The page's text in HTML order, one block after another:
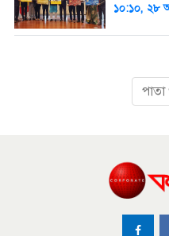
১০:১০, ২৮